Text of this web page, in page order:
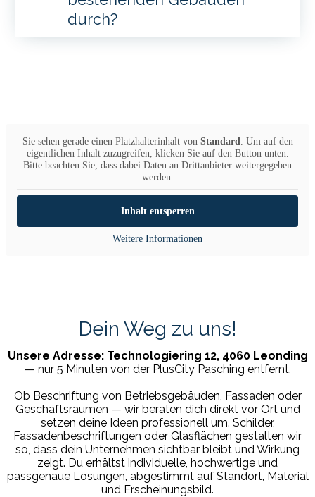
durch?
Sie sehen gerade einen Platzhalterinhalt von Standard
. Um auf den
eigentlichen Inhalt zuzugreifen, klicken Sie auf den Button unten.
Bitte beachten Sie, dass dabei Daten an Drittanbieter weitergegeben
werden.
Inhalt entsperren
Weitere Informationen
Dein Weg zu uns!
Unsere Adresse: Technologiering 12, 4060 Leonding
— nur 5 Minuten von der PlusCity Pasching entfernt.
Ob Beschriftung von Betriebsgebäuden, Fassaden oder
Geschäftsräumen — wir beraten dich direkt vor Ort und
setzen deine Ideen professionell um. Schilder,
Fassadenbeschriftungen oder Glasflächen gestalten wir
so, dass dein Unternehmen sichtbar bleibt und Wirkung
zeigt. Du erhältst individuelle, hochwertige und
passgenaue Lösungen, abgestimmt auf Standort, Material
und Erscheinungsbild.